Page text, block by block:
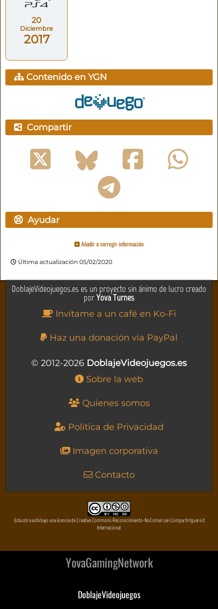
20
Diciembre
2017
Contenido en YGN
Compartir
Ayudar
Añadir o corregir información
Última actualización 05/02/2020
DoblajeVideojuegos.es es un proyecto sin ánimo de lucro creado
porYova Turnes
Invítame a un café en Ko-Fi
Haz una donación vía PayPal
© 2012-2026 DoblajeVideojuegos.es
Sobre la web
Quienes somos
Política de Privacidad
Imagen corporativa
Contacto
Esta obra está bajo una licencia de Creative Commons Reconocimiento-NoComercial-CompartirIgual 4.0
Internacional
YovaGamingNetwork
DoblajeVideojuegos